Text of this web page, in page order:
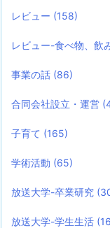
レビュー (158)
レビュー-食べ物、飲
事業の話 (86)
合同会社設立・運営
子育て (165)
学術活動 (65)
放送大学-卒業研究
放送大学-学生生活